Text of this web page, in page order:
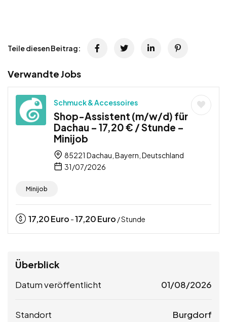
Teile diesen Beitrag:
Verwandte Jobs
Schmuck & Accessoires
Shop-Assistent (m/w/d) für
Dachau – 17,20 € / Stunde –
Minijob
85221 Dachau, Bayern, Deutschland
31/07/2026
Minijob
17,20Euro -17,20Euro / Stunde
Überblick
Datum veröffentlicht 01/08/2026
Standort Burgdorf